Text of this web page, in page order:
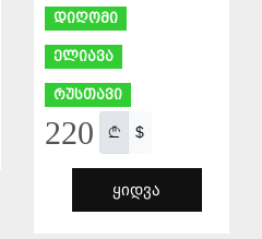
დიღომი
ელიავა
რუსთავი
220 $
ᲧᲘᲓᲕᲐ